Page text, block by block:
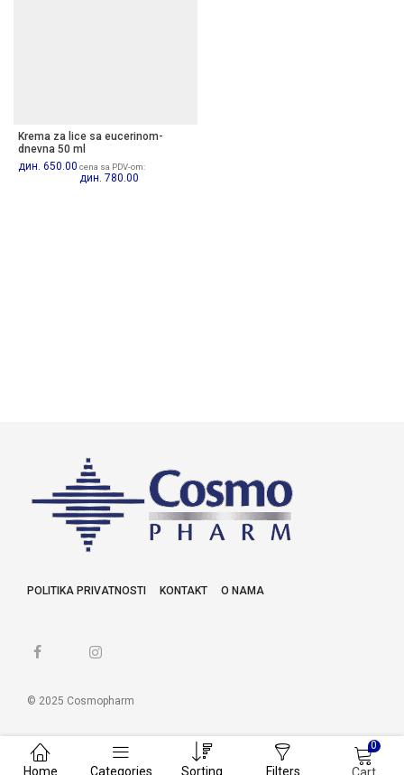
Home Categories Sorting Filters
0
Krema za lice sa eucerinom-
dnevna 50 ml
дин. 650.00 cena sa PDV-om:
дин. 780.00
POLITIKA PRIVATNOSTI KONTAKT O NAMA
© 2025 Cosmopharm